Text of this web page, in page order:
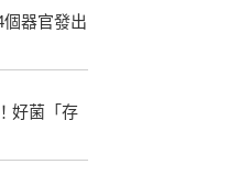
器官發出
好菌「存